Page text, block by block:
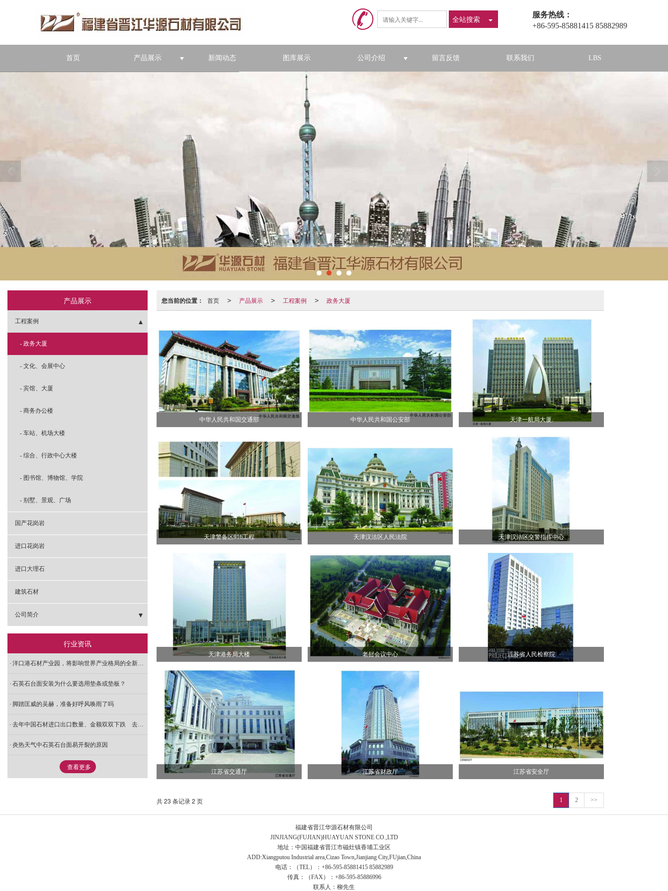
全站搜索
服务热线：
+86-595-85881415 85882989
首页 产品展示 新闻动态 图库展示 公司介绍 留言反馈 联系我们 LBS
您当前的位置： 首页 > 产品展示 > 工程案例 > 政务大厦
中华人民共和国交通部 中华人民共和国公安部 天津一航局大厦.
天津警备区916工程 天津汉沽区人民法院 天津汉沽区交警指挥中心
天津港务局大楼 老挝会议中心 江苏省人民检察院
江苏省交通厅 江苏省财政厅 江苏省安全厅
共 23 条记录 2 页 1 2 >>
产品展示
工程案例
- 政务大厦
- 文化、会展中心
- 宾馆、大厦
- 商务办公楼
- 车站、机场大楼
- 综合、行政中心大楼
- 图书馆、博物馆、学院
- 别墅、景观、广场
国产花岗岩
进口花岗岩
进口大理石
建筑石材
公司简介
- 办公环境
- 加工车间
- 成品仓储
- 荒料储运
- 矿山资源
行业资讯
洋口港石材产业园，将影响世界产业格局的全新力量
石英石台面安装为什么要选用垫条或垫板？
脚踏匡威的吴赫，准备好呼风唤雨了吗
去年中国石材进口出口数量、金额双双下跌 去库存是趋势
炎热天气中石英石台面易开裂的原因
查看更多
福建省晋江华源石材有限公司
JINJIANG(FUJIAN)HUAYUAN STONE CO.,LTD
地址：中国福建省晋江市磁灶镇香埔工业区
ADD:Xiangputou Industrial area,Cizao Town,Jianjiang City,FUjian,China
电话：（TEL）：+86-595-85881415 85882989
传真：（FAX）：+86-595-85886996
联系人：柳先生